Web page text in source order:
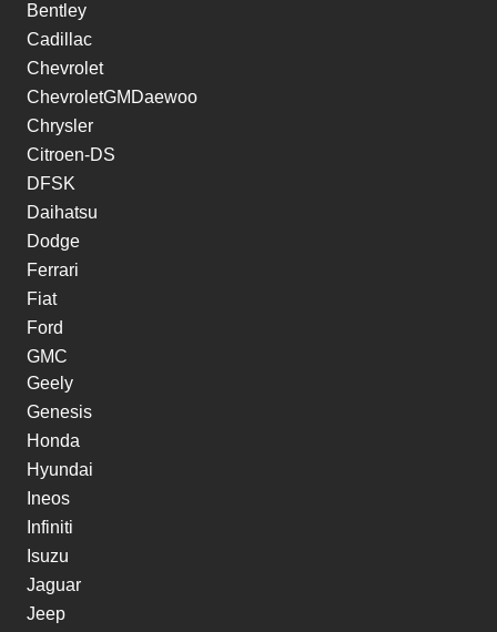
Bentley
Cadillac
Chevrolet
ChevroletGMDaewoo
Chrysler
Citroen-DS
DFSK
Daihatsu
Dodge
Ferrari
Fiat
Ford
GMC
Geely
Genesis
Honda
Hyundai
Ineos
Infiniti
Isuzu
Jaguar
Jeep